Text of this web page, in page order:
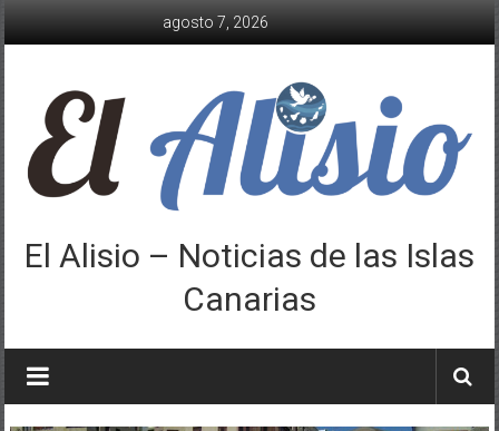
agosto 7, 2026
El Alisio – Noticias de las Islas
Canarias